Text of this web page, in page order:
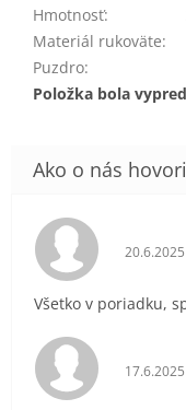
Hmotnosť:
Materiál rukoväte:
Puzdro:
Položka bola
20.6.2025
Všetko v poriadku,
17.6.2025